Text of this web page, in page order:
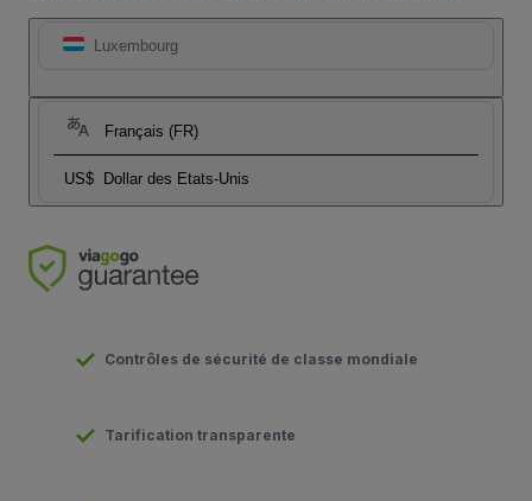
Luxembourg
Français (FR)
US$ Dollar des Etats-Unis
Contrôles de sécurité de classe mondiale
Tarification transparente